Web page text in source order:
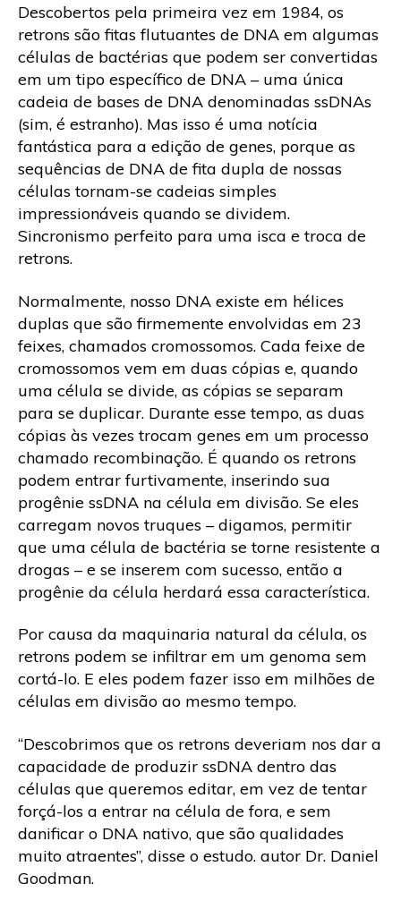
Descobertos pela primeira vez em 1984, os
retrons são fitas flutuantes de DNA em algumas
células de bactérias que podem ser convertidas
em um tipo específico de DNA – uma única
cadeia de bases de DNA denominadas ssDNAs
(sim, é estranho). Mas isso é uma notícia
fantástica para a edição de genes, porque as
sequências de DNA de fita dupla de nossas
células tornam-se cadeias simples
impressionáveis ​​quando se dividem.
Sincronismo perfeito para uma isca e troca de
retrons.
Normalmente, nosso DNA existe em hélices
duplas que são firmemente envolvidas em 23
feixes, chamados cromossomos. Cada feixe de
cromossomos vem em duas cópias e, quando
uma célula se divide, as cópias se separam
para se duplicar. Durante esse tempo, as duas
cópias às vezes trocam genes em um processo
chamado recombinação. É quando os retrons
podem entrar furtivamente, inserindo sua
progênie ssDNA na célula em divisão. Se eles
carregam novos truques – digamos, permitir
que uma célula de bactéria se torne resistente a
drogas – e se inserem com sucesso, então a
progênie da célula herdará essa característica.
Por causa da maquinaria natural da célula, os
retrons podem se infiltrar em um genoma sem
cortá-lo. E eles podem fazer isso em milhões de
células em divisão ao mesmo tempo.
“Descobrimos que os retrons deveriam nos dar a
capacidade de produzir ssDNA dentro das
células que queremos editar, em vez de tentar
forçá-los a entrar na célula de fora, e sem
danificar o DNA nativo, que são qualidades
muito atraentes”, disse o estudo. autor Dr. Daniel
Goodman.